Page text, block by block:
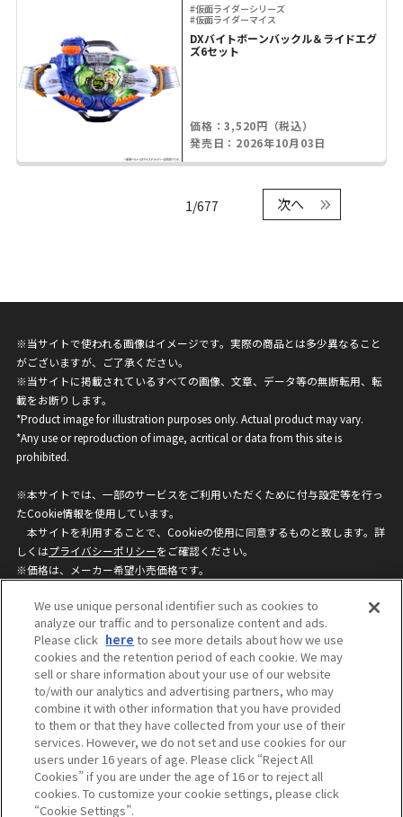
#仮面ライダーシリーズ
#仮面ライダーマイス
DXバイトボーンバックル＆ライドエグ
ズ6セット
価格：3,520円（税込）
発売日：2026年10月03日
1/677 次へ
※当サイトで使われる画像はイメージです。実際の商品とは多少異なること
がございますが、ご了承ください。
※当サイトに掲載されているすべての画像、文章、データ等の無断転用、転
載をお断りします。
*Product image for illustration purposes only. Actual product may vary.
*Any use or reproduction of image, acritical or data from this site is
prohibited.
※本サイトでは、一部のサービスをご利用いただくために付与設定等を行っ
たCookie情報を使用しています。
本サイトを利用することで、Cookieの使用に同意するものと致します。詳
しくはプライバシーポリシーをご確認ください。
※価格は、メーカー希望小売価格です。
ざいますのでご了承ください。
privacypolicy
Do Not Sell or Share My
Personal Information
ウェブサイトご利用条件
ソーシャルメディアポリシー
個人情報保護方針
お問い合わせ
©BANDAI
We use unique personal identifier such as cookies to
analyze our traffic and to personalize content and ads.
Please click here to see more details about how we use
cookies and the retention period of each cookie. We may
sell or share information about your use of our website
to/with our analytics and advertising partners, who may
combine it with other information that you have provided
to them or that they have collected from your use of their
services. However, we do not set and use cookies for our
users under 16 years of age. Please click “Reject All
Cookies” if you are under the age of 16 or to reject all
cookies. To customize your cookie settings, please click
“Cookie Settings”.